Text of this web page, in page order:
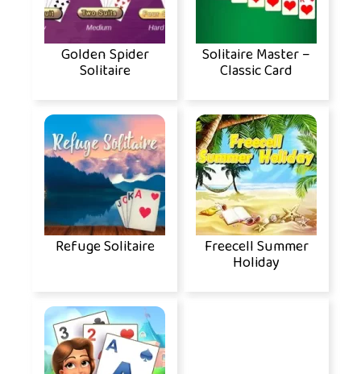
Golden Spider
Solitaire
Solitaire Master –
Classic Card
Refuge Solitaire Freecell Summer
Holiday